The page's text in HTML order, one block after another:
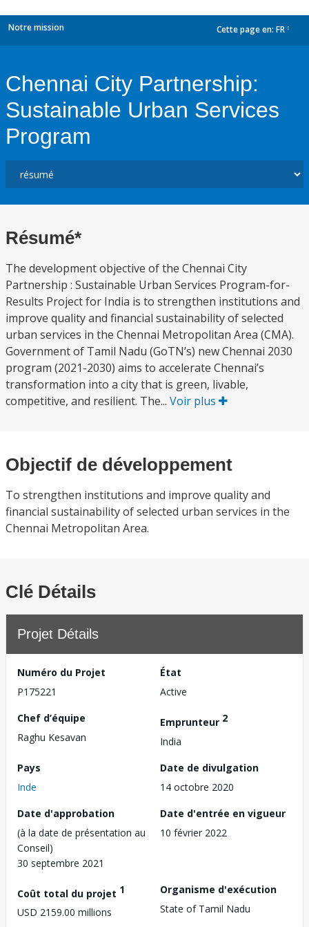
Notre mission Cette page en: FR
Chennai City Partnership:
Sustainable Urban Services
Program
Résumé*
The development objective of the Chennai City
Partnership : Sustainable Urban Services Program-for-
Results Project for India is to strengthen institutions and
improve quality and financial sustainability of selected
urban services in the Chennai Metropolitan Area (CMA).
Government of Tamil Nadu (GoTN’s) new Chennai 2030
program (2021-2030) aims to accelerate Chennai’s
transformation into a city that is green, livable,
competitive, and resilient. The... Voir plus
Objectif de développement
To strengthen institutions and improve quality and
financial sustainability of selected urban services in the
Chennai Metropolitan Area.
Clé Détails
Projet Détails
Numéro du Projet
P175221
État
Active
Chef d’équipe
Raghu Kesavan
Emprunteur 2
India
Pays
Inde
Date de divulgation
14 octobre 2020
Date d'approbation
(à la date de présentation au
Conseil)
30 septembre 2021
Date d'entrée en vigueur
10 février 2022
Coût total du projet 1
USD 2159.00 millions
Organisme d'exécution
State of Tamil Nadu